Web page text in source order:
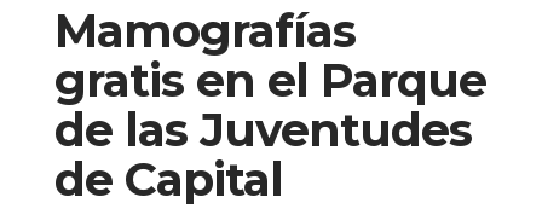
Mamografías
gratis en el Parque
de las Juventudes
de Capital